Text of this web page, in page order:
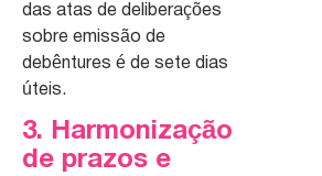
das atas de deliberações
sobre emissão de
debêntures é de sete dias
úteis.
3. Harmonização
de prazos e